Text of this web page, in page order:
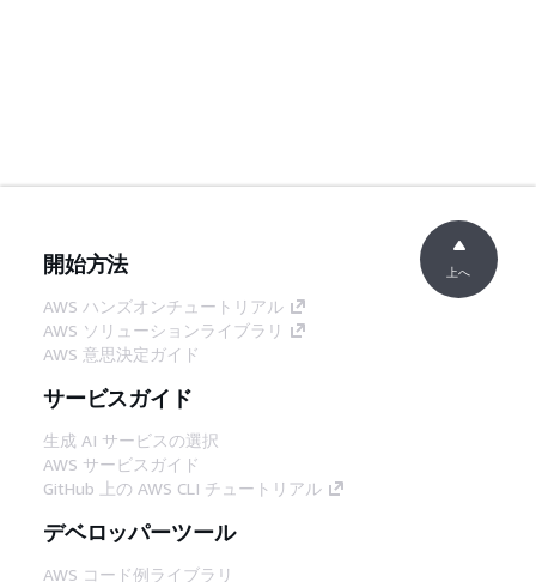
開始方法
AWS ハンズオンチュートリアル
AWS ソリューションライブラリ
AWS 意思決定ガイド
サービスガイド
生成 AI サービスの選択
AWS サービスガイド
GitHub 上の AWS CLI チュートリアル
デベロッパーツール
AWS コード例ライブラリ
上へ